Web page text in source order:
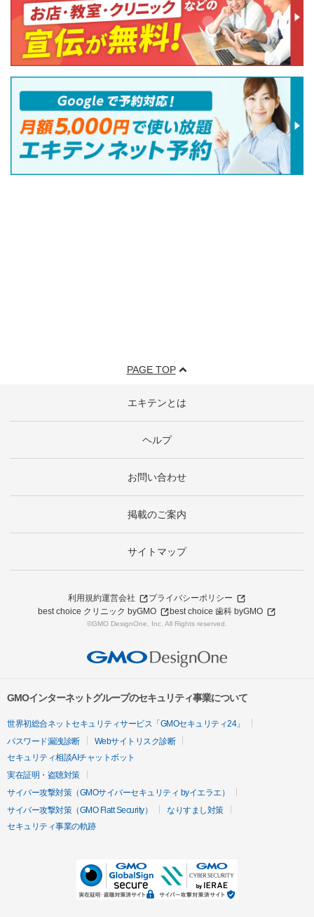
PAGE TOP
エキテンとは
ヘルプ
お問い合わせ
掲載のご案内
サイトマップ
利用規約運営会社
プライバシーポリシー
best choice クリニック byGMO
best choice 歯科 byGMO
©GMO DesignOne, Inc. All Rights reserved.
GMOインターネットグループのセキュリティ事業について
世界初総合ネットセキュリティサービス「GMOセキュリティ24」
パスワード漏洩診断
Webサイトリスク診断
セキュリティ相談AIチャットボット
実在証明・盗聴対策
サイバー攻撃対策（GMOサイバーセキュリティ byイエラエ）
サイバー攻撃対策（GMO Flatt Security）
なりすまし対策
セキュリティ事業の軌跡